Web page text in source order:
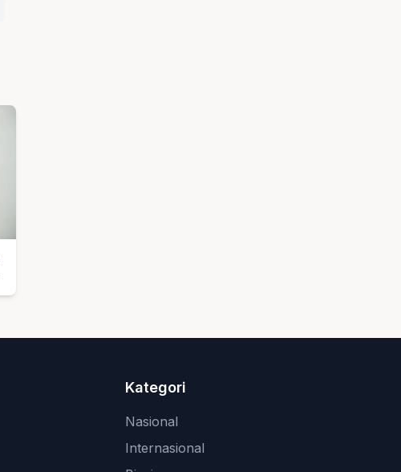
Kategori
Nasional
Internasional